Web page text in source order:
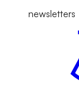
newsletters